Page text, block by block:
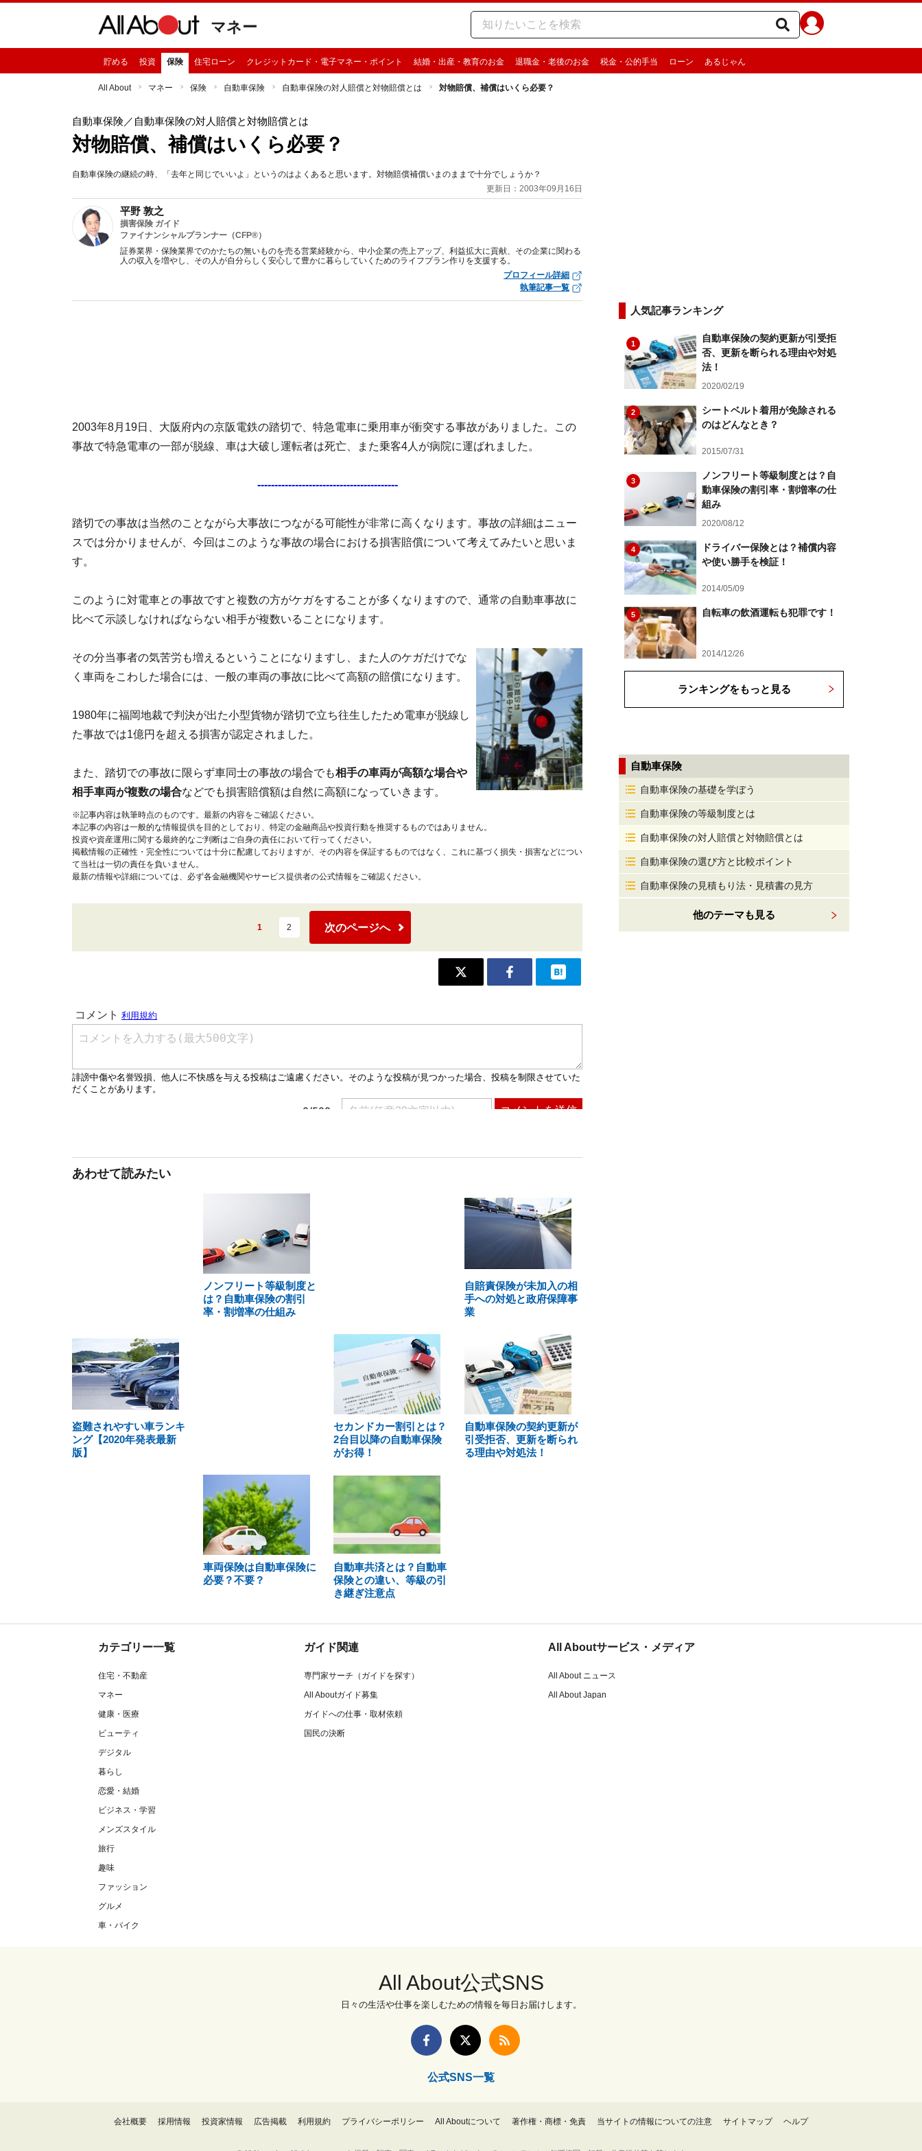
マネー
貯める 投資 保険 住宅ローン クレジットカード・電子マネー・ポイント 結婚・出産・教育のお金 退職金・老後のお金 税金・公的手当 ローン あるじゃん
All About マネー 保険 自動車保険 自動車保険の対人賠償と対物賠償とは 対物賠償、補償はいくら必要？
自動車保険／自動車保険の対人賠償と対物賠償とは
対物賠償、補償はいくら必要？
自動車保険の継続の時、「去年と同じでいいよ」というのはよくあると思います。対物賠償補償いまのままで十分でしょうか？
更新日：2003年09月16日
平野 敦之
損害保険 ガイド
ファイナンシャルプランナー（CFP®）
証券業界・保険業界でのかたちの無いものを売る営業経験から、中小企業の売上アップ、利益拡大に貢献、その企業に関わる
人の収入を増やし、その人が自分らしく安心して豊かに暮らしていくためのライフプラン作りを支援する。
プロフィール詳細
執筆記事一覧
2003年8月19日、大阪府内の京阪電鉄の踏切で、特急電車に乗用車が衝突する事故がありました。この
事故で特急電車の一部が脱線、車は大破し運転者は死亡、また乗客4人が病院に運ばれました。
-----------------------------------------
踏切での事故は当然のことながら大事故につながる可能性が非常に高くなります。事故の詳細はニュー
スでは分かりませんが、今回はこのような事故の場合における損害賠償について考えてみたいと思いま
す。
このように対電車との事故ですと複数の方がケガをすることが多くなりますので、通常の自動車事故に
比べて示談しなければならない相手が複数いることになります。
その分当事者の気苦労も増えるということになりますし、また人のケガだけでな
く車両をこわした場合には、一般の車両の事故に比べて高額の賠償になります。
1980年に福岡地裁で判決が出た小型貨物が踏切で立ち往生したため電車が脱線し
た事故では1億円を超える損害が認定されました。
また、踏切での事故に限らず車同士の事故の場合でも相手の車両が高額な場合や
相手車両が複数の場合などでも損害賠償額は自然に高額になっていきます。
※記事内容は執筆時点のものです。最新の内容をご確認ください。
本記事の内容は一般的な情報提供を目的としており、特定の金融商品や投資行動を推奨するものではありません。
投資や資産運用に関する最終的なご判断はご自身の責任において行ってください。
掲載情報の正確性・完全性については十分に配慮しておりますが、その内容を保証するものではなく、これに基づく損失・損害などについ
て当社は一切の責任を負いません。
最新の情報や詳細については、必ず各金融機関やサービス提供者の公式情報をご確認ください。
1 2 次のページへ
あわせて読みたい
ノンフリート等級制度と
は？自動車保険の割引
率・割増率の仕組み
自賠責保険が未加入の相
手への対処と政府保障事
業
盗難されやすい車ランキ
ング【2020年発表最新
版】
セカンドカー割引とは？
2台目以降の自動車保険
がお得！
自動車保険の契約更新が
引受拒否、更新を断られ
る理由や対処法！
車両保険は自動車保険に
必要？不要？
自動車共済とは？自動車
保険との違い、等級の引
き継ぎ注意点
人気記事ランキング
1
自動車保険の契約更新が引受拒
否、更新を断られる理由や対処
法！
2020/02/19
2
シートベルト着用が免除される
のはどんなとき？
2015/07/31
3
ノンフリート等級制度とは？自
動車保険の割引率・割増率の仕
組み
2020/08/12
4
ドライバー保険とは？補償内容
や使い勝手を検証！
2014/05/09
5 自転車の飲酒運転も犯罪です！
2014/12/26
ランキングをもっと見る
自動車保険
自動車保険の基礎を学ぼう
自動車保険の等級制度とは
自動車保険の対人賠償と対物賠償とは
自動車保険の選び方と比較ポイント
自動車保険の見積もり法・見積書の見方
他のテーマも見る
カテゴリー一覧
住宅・不動産
マネー
健康・医療
ビューティ
デジタル
暮らし
恋愛・結婚
ビジネス・学習
メンズスタイル
旅行
趣味
ファッション
グルメ
車・バイク
ガイド関連
専門家サーチ（ガイドを探す）
All Aboutガイド募集
ガイドへの仕事・取材依頼
国民の決断
All Aboutサービス・メディア
All About ニュース
All About Japan
All About公式SNS
日々の生活や仕事を楽しむための情報を毎日お届けします。
公式SNS一覧
会社概要 採用情報 投資家情報 広告掲載 利用規約 プライバシーポリシー All Aboutについて 著作権・商標・免責 当サイトの情報についての注意 サイトマップ ヘルプ